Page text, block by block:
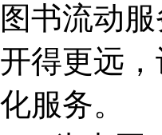
图书流动
开得更远
化服务。